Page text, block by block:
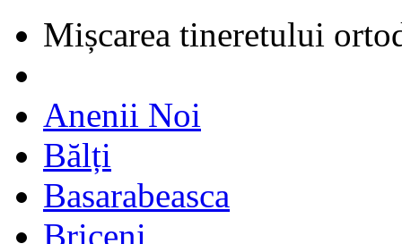
Mișcarea tineretului
Anenii Noi
Bălți
Basarabeasca
Briceni